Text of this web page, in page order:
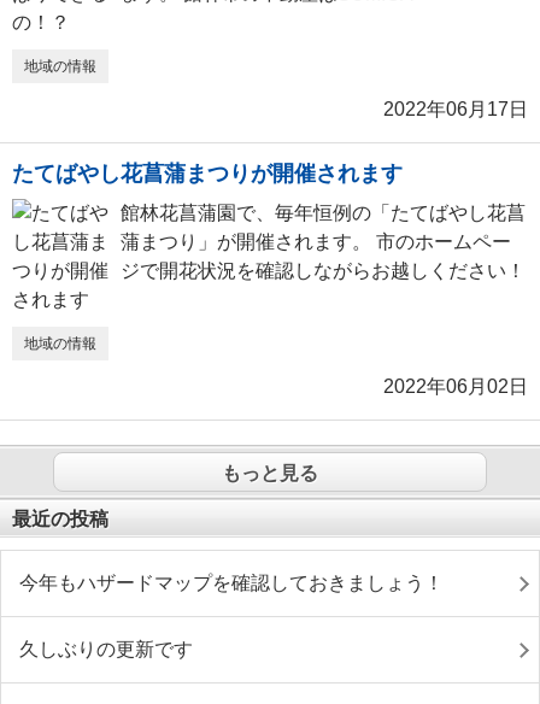
地域の情報
2022年06月17日
たてばやし花菖蒲まつりが開催されます
館林花菖蒲園で、毎年恒例の「たてばやし花菖
蒲まつり」が開催されます。 市のホームペー
ジで開花状況を確認しながらお越しください！
地域の情報
2022年06月02日
もっと見る
最近の投稿
今年もハザードマップを確認しておきましょう！
久しぶりの更新です